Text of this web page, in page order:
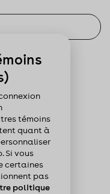
témoins
quant à
Si vous
certaines
pas
politique